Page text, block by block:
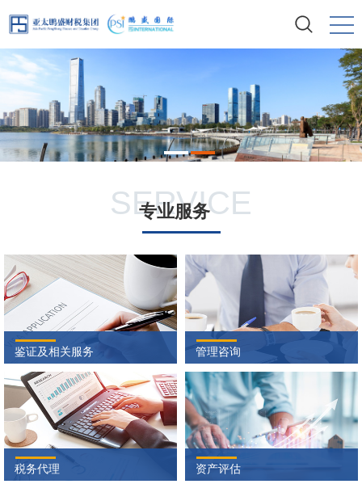

SERVICE
专业服务
鉴证及相关服务 管理咨询
税务代理 资产评估